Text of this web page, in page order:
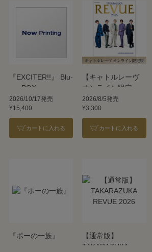
『EXCITER!!』 Blu-
ray BOX
2026/10/17発売
¥15,400
カートに入れる
【キャトルレーヴ
オンライン限定
版】TAKARAZUKA
REVUE 2026
2026/8/5発売
¥3,300
カートに入れる
『ポーの一族』
【通常版】
TAKARAZUKA